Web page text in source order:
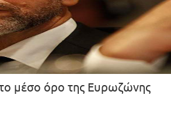
μέσο όρο της Ευρωζώνης